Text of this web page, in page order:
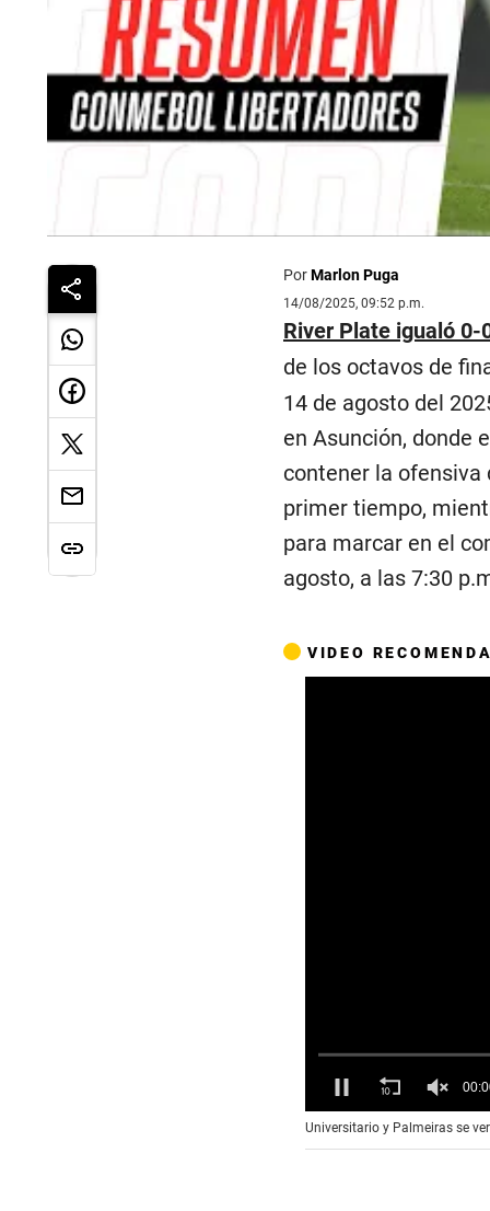
PorMarlon Puga
14/08/2025, 09:52 p.m.
River Plate igualó 0-
de los octavos de
14 de agosto del
en Asunción, donde
contener la ofensiva
primer tiempo,
para marcar en el
agosto, a las 7:30
VIDEO
0
o
f
Universitario y Palmeiras se